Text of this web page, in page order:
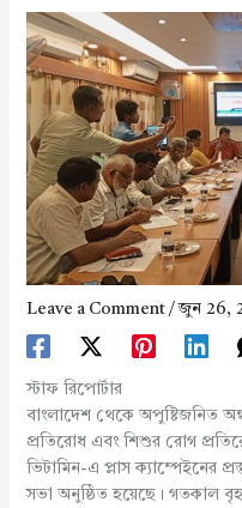
Leave a Comment /জুন 26,
স্টাফ রিপোর্টার
বাংলাদেশ থেকে অপুষ্টিজনিত
প্রতিরোধ এবং শিশুর রোগ
ভিটামিন-এ প্লাস ক্যাম্পেইনের
সভা অনুষ্ঠিত হয়েছে। গতকাল